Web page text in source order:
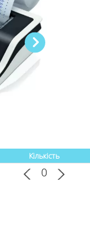
Кількість